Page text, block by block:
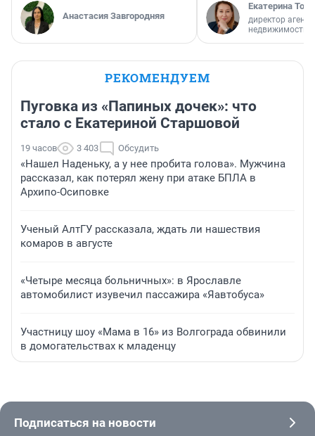
Анастасия Завгородняя
Екатерина
директор
недвижимости
РЕКОМЕНДУЕМ
Пуговка из «Папиных дочек»: что
стало с Екатериной Старшовой
19 часов 3 403 Обсудить
«Нашел Наденьку, а у нее пробита голова». Мужчина
рассказал, как потерял жену при атаке БПЛА в
Архипо-Осиповке
Ученый АлтГУ рассказала, ждать ли нашествия
комаров в августе
«Четыре месяца больничных»: в Ярославле
автомобилист изувечил пассажира «Яавтобуса»
Участницу шоу «Мама в 16» из Волгограда обвинили
в домогательствах к младенцу
Подписаться на новости